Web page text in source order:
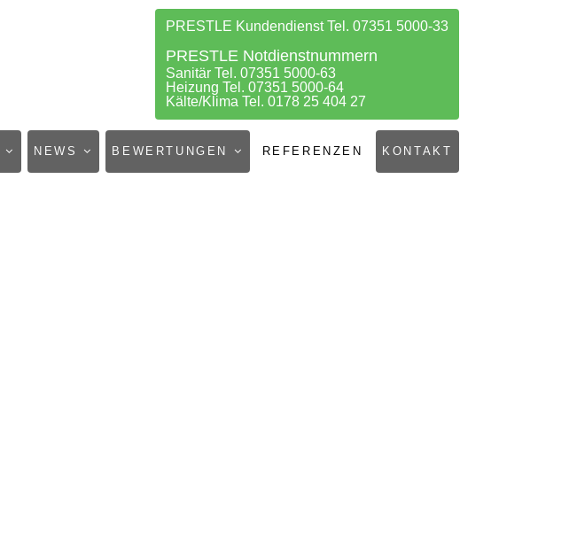
PRESTLE Kundendienst Tel. 07351 5000-33
PRESTLE Notdienstnummern
Sanitär Tel. 07351 5000-63
Heizung Tel. 07351 5000-64
Kälte/Klima Tel. 0178 25 404 27
NEWS BEWERTUNGEN REFERENZEN KONTAKT